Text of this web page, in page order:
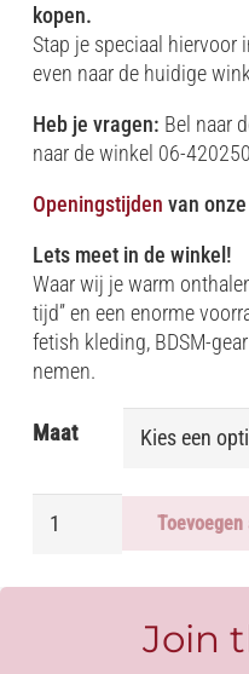
kopen.
Stap je speciaal hiervoor
even naar de huidige
Heb je vragen: Bel naar
naar de winkel 06-
Openingstijden van
Lets meet in de winkel!
Waar wij je warm
tijd” en een enorme
fetish kleding, BDSM-
nemen.
Maat
LAARSJES
MOULIN
Join